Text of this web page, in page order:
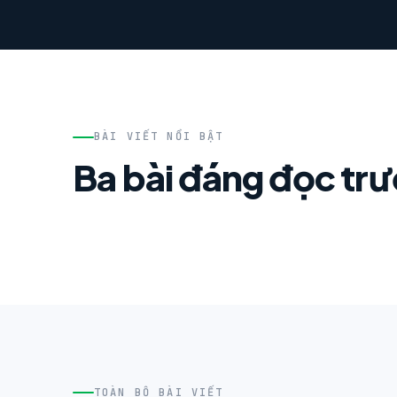
BÀI VIẾT NỔI BẬT
Ba bài đáng đọc
TOÀN BỘ BÀI VIẾT